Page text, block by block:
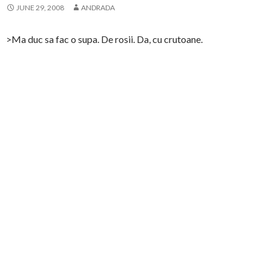
JUNE 29, 2008 ANDRADA
>Ma duc sa fac o supa. De rosii. Da, cu crutoane.